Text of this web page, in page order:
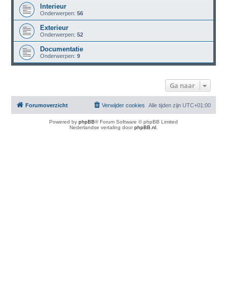
Interieur
Onderwerpen: 56
Exterieur
Onderwerpen: 52
Documentatie
Onderwerpen: 9
Ga naar
Forumoverzicht Alle tijden zijn UTC+01:00
Verwijder cookies
Powered by phpBB® Forum Software © phpBB Limited
Nederlandse vertaling doorphpBB.nl